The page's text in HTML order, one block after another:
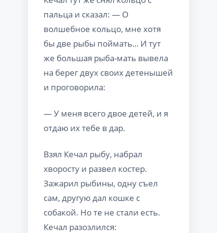
пальца и сказал: — О
волшебное кольцо, мне хотя
бы две рыбы поймать… И тут
же большая рыба-мать вывела
на берег двух своих детенышей
и проговорила:
— У меня всего двое детей, и я
отдаю их тебе в дар.
Взял Кечал рыбу, набрал
хворосту и развел костер.
Зажарил рыбины, одну съел
сам, другую дал кошке с
собакой. Но те не стали есть.
Кечал разозлился: